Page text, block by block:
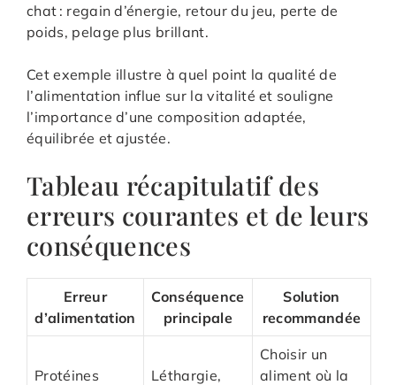
chat : regain d’énergie, retour du jeu, perte de
poids, pelage plus brillant.
Cet exemple illustre à quel point la qualité de
l’alimentation influe sur la vitalité et souligne
l’importance d’une composition adaptée,
équilibrée et ajustée.
Tableau récapitulatif des
erreurs courantes et de leurs
conséquences
Erreur
d’alimentation
Conséquence
principale
Solution
recommandée
Protéines
Léthargie,
Choisir un
aliment où la